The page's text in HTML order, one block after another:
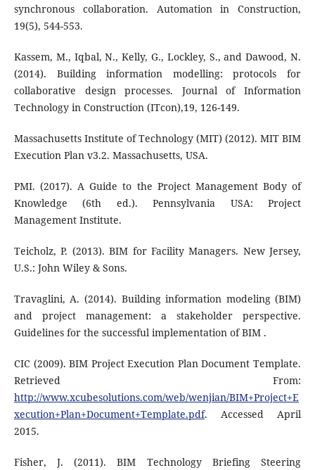
synchronous collaboration. Automation in Construction,
19(5), 544-553.
Kassem, M., Iqbal, N., Kelly, G., Lockley, S., and Dawood, N.
(2014). Building information modelling: protocols for
collaborative design processes. Journal of Information
Technology in Construction (ITcon),19, 126-149.
Massachusetts Institute of Technology (MIT) (2012). MIT BIM
Execution Plan v3.2. Massachusetts, USA.
PMI. (2017). A Guide to the Project Management Body of
Knowledge (6th ed.). Pennsylvania USA: Project
Management Institute.
Teicholz, P. (2013). BIM for Facility Managers. New Jersey,
U.S.: John Wiley & Sons.
Travaglini, A. (2014). Building information modeling (BIM)
and project management: a stakeholder perspective.
Guidelines for the successful implementation of BIM .
CIC (2009). BIM Project Execution Plan Document Template.
Retrieved From:
http://www.xcubesolutions.com/web/wenjian/BIM+Project+E
xecution+Plan+Document+Template.pdf. Accessed April
2015.
Fisher, J. (2011). BIM Technology Briefing Steering